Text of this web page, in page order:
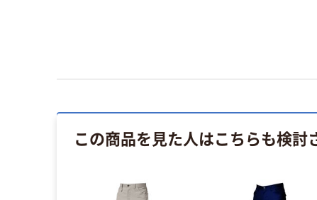
この商品を見た人はこちらも検討